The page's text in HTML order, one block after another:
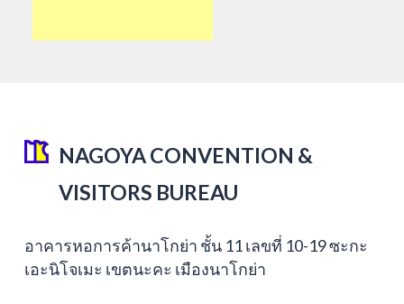
NAGOYA CONVENTION &
VISITORS BUREAU
อาคารหอการค้านาโกย่า ชั้น 11 เลขที่ 10-19 ซะกะ
เอะนิโจเมะ เขตนะคะ เมืองนาโกย่า